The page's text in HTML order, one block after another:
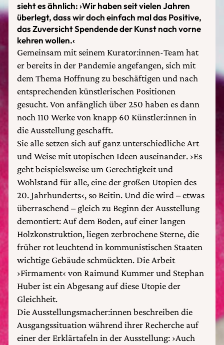
sieht es ähnlich: ›Wir haben seit vielen Jahren
überlegt, dass wir doch einfach mal das Positive,
das Zuversicht Spendende der Kunst nach vorne
kehren wollen.‹
Gemeinsam mit seinem Kurator:innen-Team hat
er bereits in der Pandemie angefangen, sich mit
dem Thema Hoffnung zu beschäftigen und nach
entsprechenden künstlerischen Positionen
gesucht. Von anfänglich über 250 haben es dann
noch 110 Werke von knapp 60 Künstler:innen in
die Ausstellung geschafft.
Sie alle setzen sich auf ganz unterschiedliche Art
und Weise mit utopischen Ideen auseinander. ›Es
geht beispielsweise um Gerechtigkeit und
Wohlstand für alle, eine der großen Utopien des
20. Jahrhunderts‹, so Beitin. Und die wird – etwas
überraschend – gleich zu Beginn der Ausstellung
demontiert: Auf dem Boden, auf einer langen
Holzkonstruktion, liegen zerbrochene Sterne, die
früher rot leuchtend in kommunistischen Staaten
wichtige Gebäude schmückten. Die Arbeit
›Firmament‹ von Raimund Kummer und Stephan
Huber ist ein Abgesang auf diese Utopie der
Gleichheit.
Die Ausstellungsmacher:innen beschreiben die
Ausgangssituation während ihrer Recherche auf
einer der Erklärtafeln in der Ausstellung: ›Auch